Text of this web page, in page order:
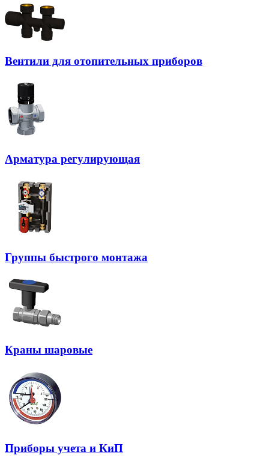
Вентили для отопительных приборов
Арматура регулирующая
Группы быстрого монтажа
Краны шаровые
Приборы учета и КиП